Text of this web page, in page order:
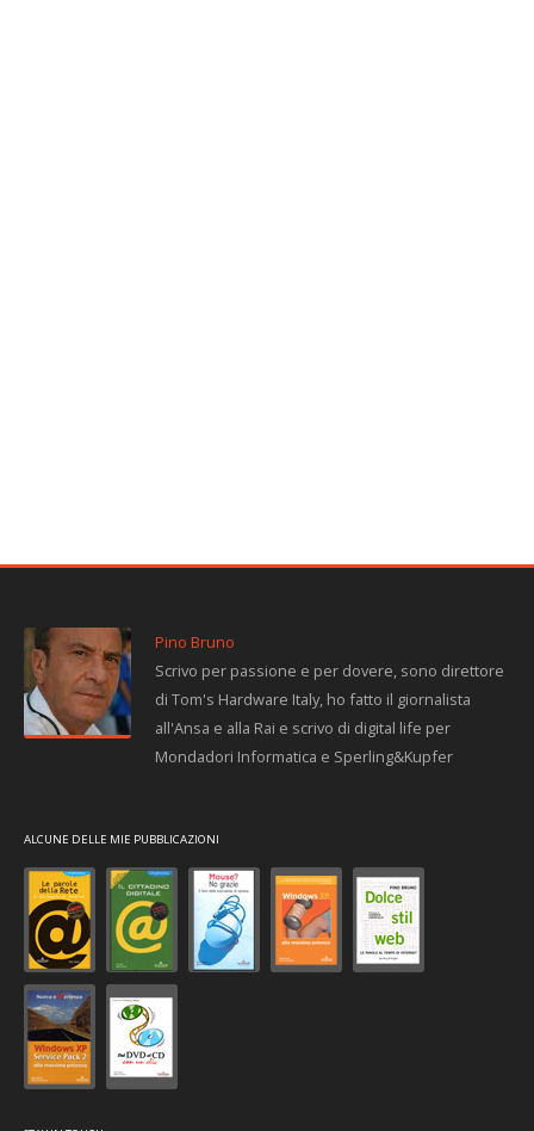
Pino Bruno
Scrivo per passione e per dovere, sono direttore
di Tom's Hardware Italy, ho fatto il giornalista
all'Ansa e alla Rai e scrivo di digital life per
Mondadori Informatica e Sperling&Kupfer
ALCUNE DELLE MIE PUBBLICAZIONI